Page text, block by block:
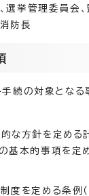
選挙管理委員会、
防長
手続の対象とな
な方針を定める
基本的事項を定
度を定める条例